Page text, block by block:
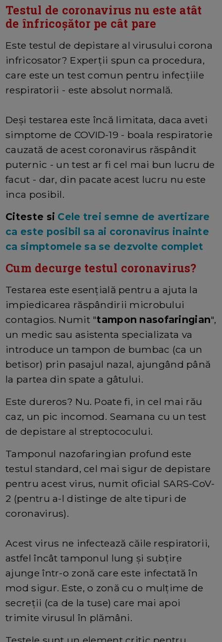
Testul de coronavirus nu este atât
de înfricoșător pe cât pare
Este testul de depistare al virusului corona
infricosator? Experții spun ca procedura,
care este un test comun pentru infecțiile
respiratorii - este absolut normală.
Deși testarea este încă limitata, daca aveti
simptome de COVID-19 - boala respiratorie
cauzată de acest coronavirus răspândit
puternic - un test ar fi cel mai bun lucru de
facut - dar, din pacate acest lucru nu este
inca posibil.
Citeste si Cele trei semne de avertizare
ca este posibil sa ai coronavirus inainte
ca simptomele sa se dezvolte complet
Cum decurge testul coronavirus?
Testarea este esențială pentru a ajuta la
impiedicarea răspândirii microbului
contagios. Numit "tampon nasofaringian",
un medic sau asistenta specializata va
introduce un tampon de bumbac (ca un
betisor) prin pasajul nazal, ajungând până
la partea din spate a gâtului.
Este dureros? Nu. Poate fi, in cel mai rău
caz, un pic incomod. Seamana cu un test
de depistare al streptococului.
Tamponul nazofaringian profund este
testul standard, cel mai sigur de depistare
pentru acest virus, numit oficial SARS-CoV-
2 (pentru a-l distinge de alte tipuri de
coronavirus).
Acest virus ne infectează căile respiratorii,
astfel încât tamponul lung și subțire
ajunge într-o zonă care este infectată în
mod sigur. Este, o zonă cu o mulțime de
secreții (ca de la tuse) care mai apoi
trimite virusul în plămâni.